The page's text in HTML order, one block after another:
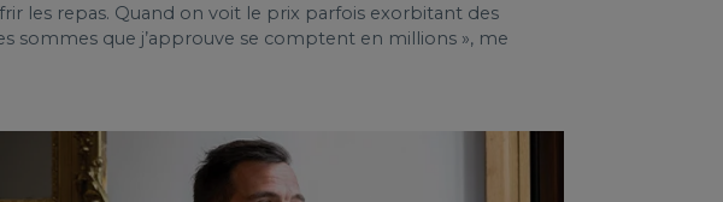
les repas. Quand on voit le prix parfois exorbitant des
sommes que j’approuve se comptent en millions », me